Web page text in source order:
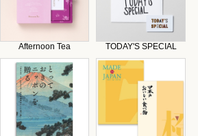
Afternoon Tea TODAY'S SPECIAL